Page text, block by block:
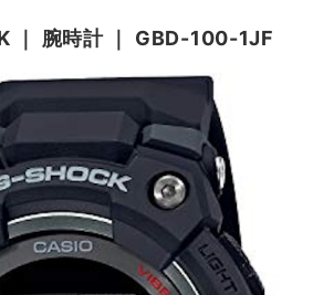
｜ 腕時計｜ GBD-100-1JF